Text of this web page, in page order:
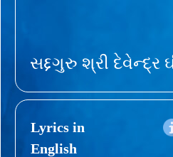
સદ્દગુરુ શ્રી દેવેન્દ્ર
Lyrics in
English